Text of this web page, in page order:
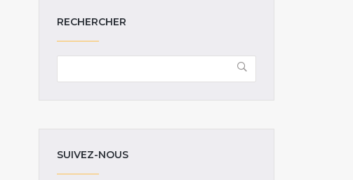
RECHERCHER
SUIVEZ-NOUS